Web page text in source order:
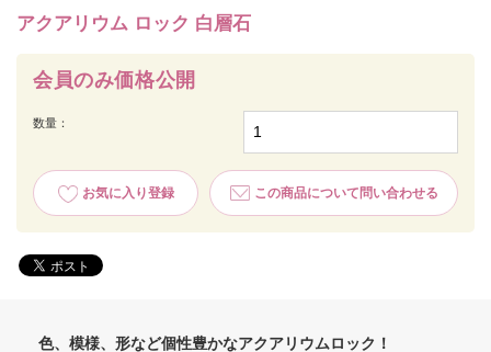
アクアリウム ロック 白層石
会員のみ価格公開
数量：
お気に入り登録 この商品について問い合わせる
色、模様、形など個性豊かなアクアリウムロック！